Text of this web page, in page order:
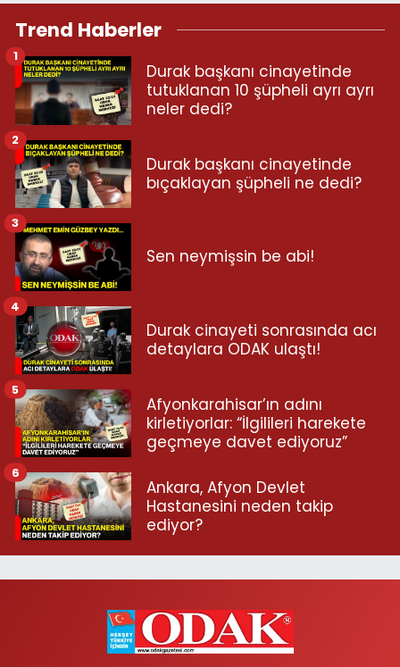
Trend Haberler
Durak başkanı cinayetinde
tutuklanan 10 şüpheli ayrı ayrı
neler dedi?
1
Durak başkanı cinayetinde
bıçaklayan şüpheli ne dedi?
2
Sen neymişsin be abi!
3
Durak cinayeti sonrasında acı
detaylara ODAK ulaştı!
4
Afyonkarahisar’ın adını
kirletiyorlar: “İlgilileri harekete
geçmeye davet ediyoruz”
5
Ankara, Afyon Devlet
Hastanesini neden takip
ediyor?
6